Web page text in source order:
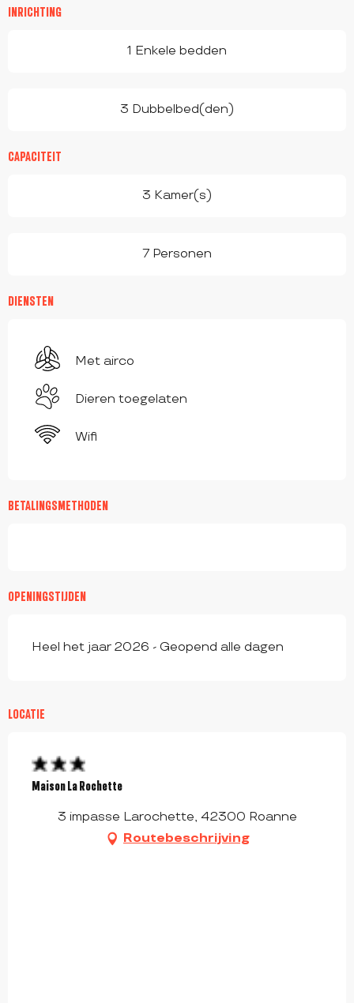
INRICHTING
1 Enkele bedden
3 Dubbelbed(den)
CAPACITEIT
3 Kamer(s)
7 Personen
DIENSTEN
Met airco
Dieren toegelaten
Wifi
BETALINGSMETHODEN
OPENINGSTIJDEN
Heel het jaar 2026 - Geopend alle dagen
LOCATIE
Maison La Rochette
3 impasse Larochette, 42300 Roanne
Routebeschrijving